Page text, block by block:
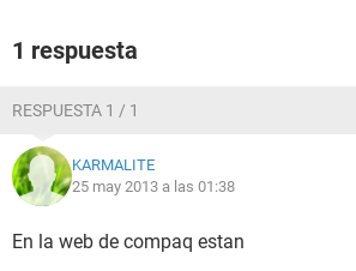
1 respuesta
RESPUESTA 1 / 1
KARMALITE
25 may 2013 a las 01:38
En la web de compaq estan